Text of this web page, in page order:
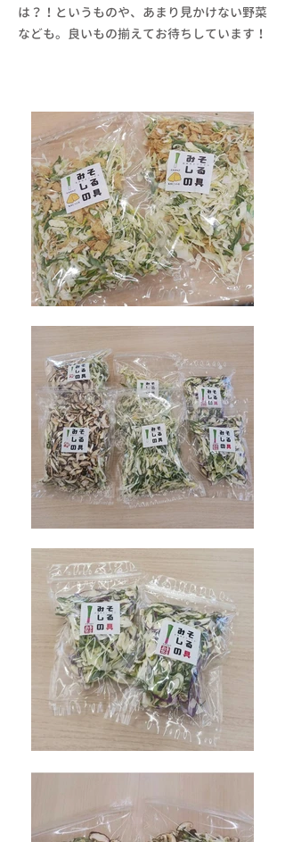
は？！というものや、あまり見かけない野菜
なども。良いもの揃えてお待ちしています！